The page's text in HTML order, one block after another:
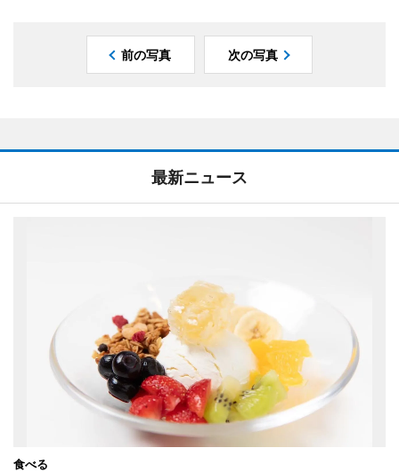
前の写真 次の写真
最新ニュース
食べる